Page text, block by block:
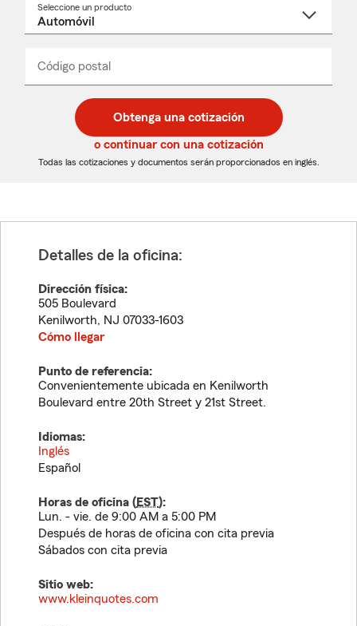
Seleccione un producto
desplegable
Código postal
de
5
dígitos
de
5
dígitos
_____
Obtenga una cotización
o continuar con una cotización
Todas las cotizaciones y documentos serán proporcionados en inglés.
Detalles de la oficina:
Dirección física:
505 Boulevard
Kenilworth, NJ 07033-1603
Cómo llegar
Punto de referencia:
Convenientemente ubicada en Kenilworth
Boulevard entre 20th Street y 21st Street.
Idiomas:
Inglés
Español
Horas de oficina (EST):
Lun. - vie. de 9:00 AM a 5:00 PM
Después de horas de oficina con cita previa
Sábados con cita previa
Sitio web:
www.kleinquotes.com